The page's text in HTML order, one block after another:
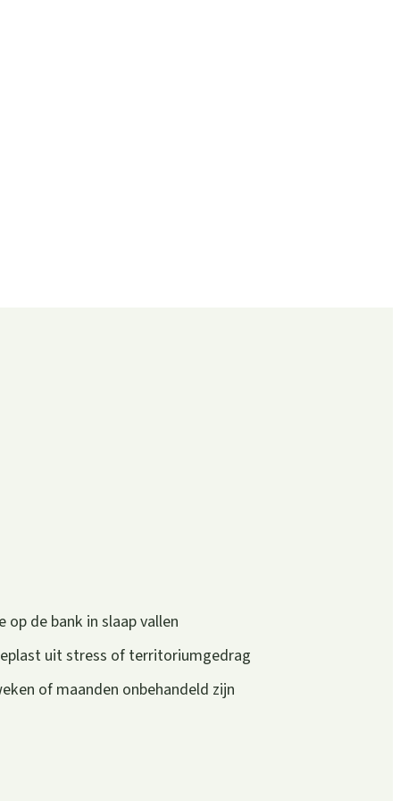
op de bank in slaap vallen
uit stress of territoriumgedrag
of maanden onbehandeld zijn